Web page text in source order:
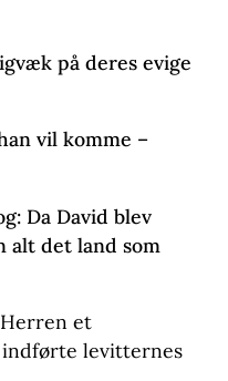
på deres evige
vil komme –
Da David blev
alt det land som
Herren et
levitternes